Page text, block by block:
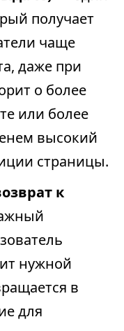
получает
чаще
даже при
о более
или более
высокий
страницы.
к
нужной
в
для